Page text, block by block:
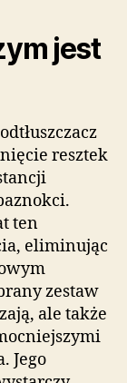
jest
resztek
ten
eliminując
zestaw
ale także
Jego